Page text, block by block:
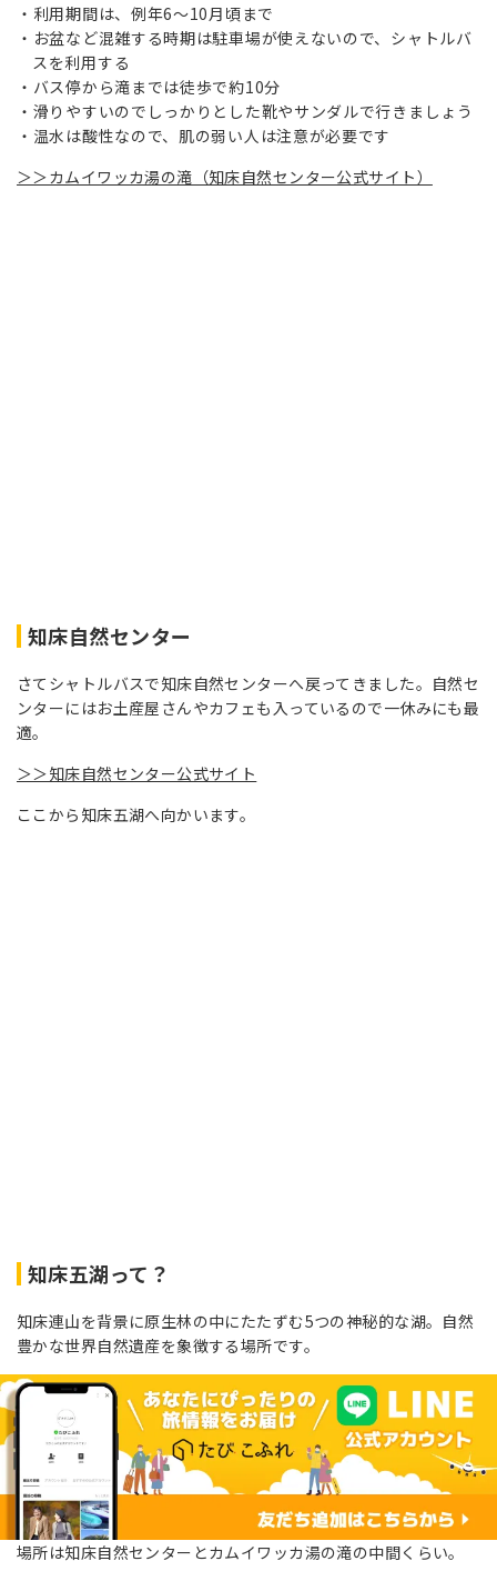
利用期間は、例年6～10月頃まで
お盆など混雑する時期は駐車場が使えないので、シャトルバ
スを利用する
バス停から滝までは徒歩で約10分
滑りやすいのでしっかりとした靴やサンダルで行きましょう
温水は酸性なので、肌の弱い人は注意が必要です
＞＞カムイワッカ湯の滝（知床自然センター公式サイト）
知床自然センター
さてシャトルバスで知床自然センターへ戻ってきました。自然セ
ンターにはお土産屋さんやカフェも入っているので一休みにも最
適。
＞＞知床自然センター公式サイト
ここから知床五湖へ向かいます。
知床五湖って？
知床連山を背景に原生林の中にたたずむ5つの神秘的な湖。自然
豊かな世界自然遺産を象徴する場所です。
場所は知床自然センターとカムイワッカ湯の滝の中間くらい。